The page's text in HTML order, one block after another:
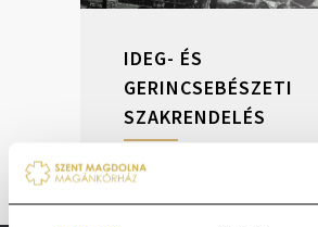
IDEG- ÉS
GERINCSEBÉSZETI
SZAKRENDELÉS